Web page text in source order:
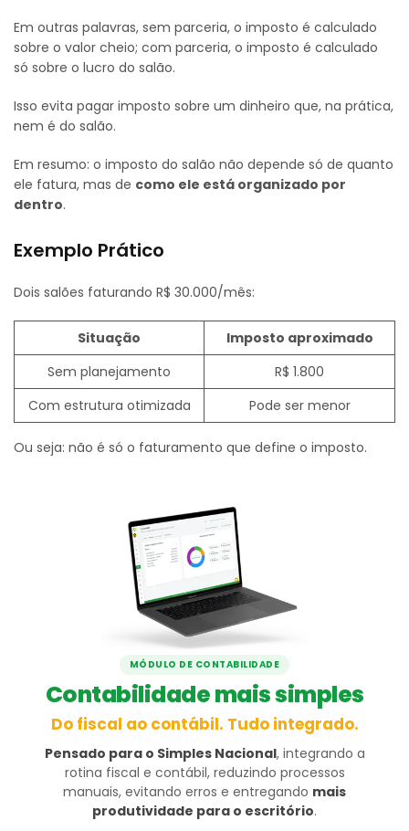
Em outras palavras, sem parceria, o imposto é calculado
sobre o valor cheio; com parceria, o imposto é calculado
só sobre o lucro do salão.
Isso evita pagar imposto sobre um dinheiro que, na prática,
nem é do salão.
Em resumo: o imposto do salão não depende só de quanto
ele fatura, mas de como ele está organizado por
dentro.
Exemplo Prático
Dois salões faturando R$ 30.000/mês:
Situação
Imposto aproximado
Sem planejamento
R$ 1.800
Com estrutura otimizada
Pode ser menor
Ou seja: não é só o faturamento que define o imposto.
MÓDULO DE CONTABILIDADE
Contabilidade mais simples
Do fiscal ao contábil. Tudo integrado.
Pensado para o Simples Nacional, integrando a
rotina fiscal e contábil, reduzindo processos
manuais, evitando erros e entregando mais
produtividade para o escritório.